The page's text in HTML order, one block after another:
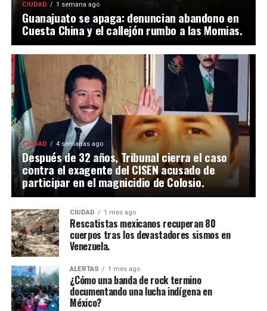
CIUDAD 1 semana ago
Guanajuato se apaga: denuncian abandono en
Cuesta China y el callejón rumbo a las Momias.
CIUDAD 4 semanas ago
Después de 32 años, Tribunal cierra el caso
contra el exagente del CISEN acusado de
participar en el magnicidio de Colosio.
CIUDAD 1 mes ago
Rescatistas mexicanos recuperan 80
cuerpos tras los devastadores sismos en
Venezuela.
ALERTAS 1 mes ago
¿Cómo una banda de rock termino
documentando una lucha indígena en
México?